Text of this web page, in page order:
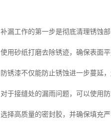
补漏工作的第一步是彻底清理锈蚀部
使用砂纸打磨去除锈迹，确保表面
防锈漆不仅能防止锈蚀进一步蔓延
对于接缝处的漏雨问题，可以使用防
选择高质量的密封胶，并确保填充